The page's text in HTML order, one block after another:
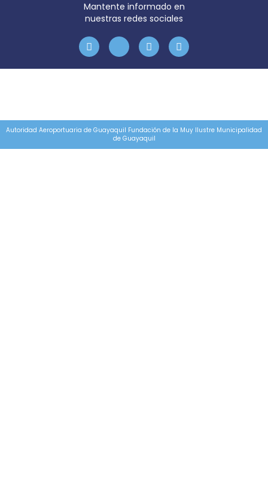
Mantente informado en
nuestras redes sociales
Autoridad Aeroportuaria de Guayaquil Fundación de la Muy Ilustre Municipalidad
de Guayaquil